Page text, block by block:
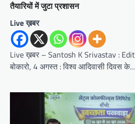
तैयारियों में जुटा प्रशासन
Live ख़बर
Live ख़बर – Santosh K Srivastav :
बोकारो, 4 अगस्त : विश्व आदिवासी दिवस के…